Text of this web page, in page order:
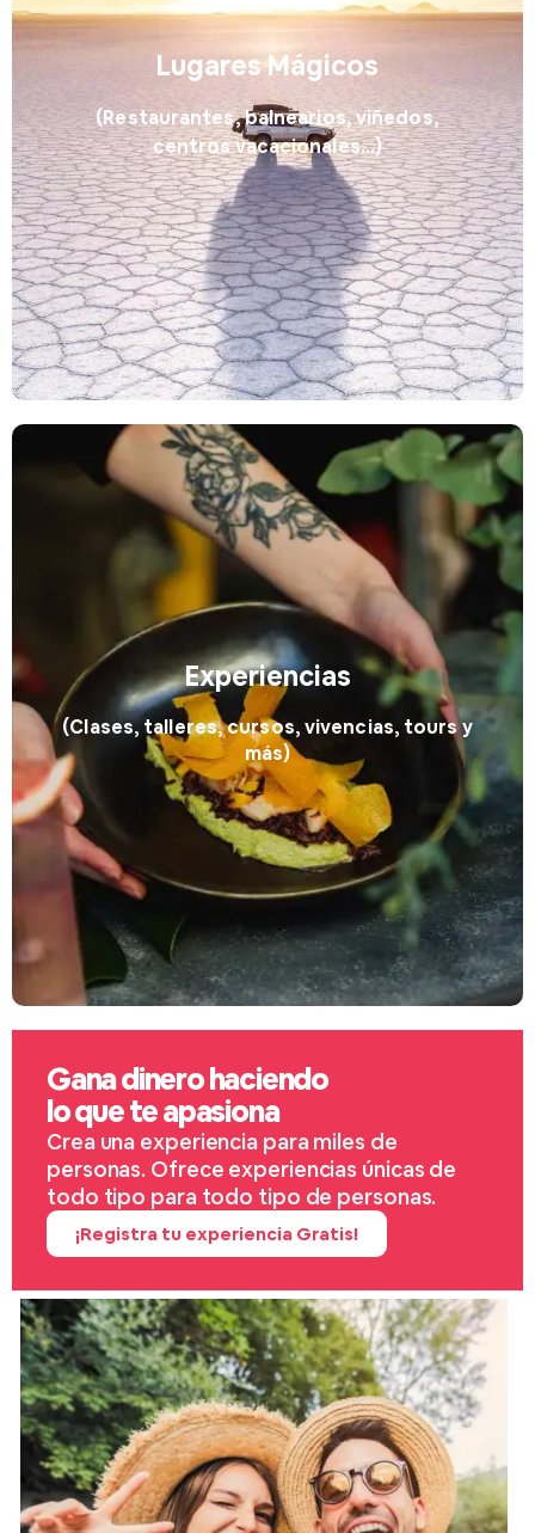
Lugares Mágicos
(Restaurantes, balnearios, viñedos,
centros vacacionales...)
Experiencias
(Clases, talleres, cursos, vivencias, tours y
más)
Gana dinero haciendo
lo que te apasiona
Crea una experiencia para miles de
personas. Ofrece experiencias únicas de
todo tipo para todo tipo de personas.
¡Registra tu experiencia Gratis!